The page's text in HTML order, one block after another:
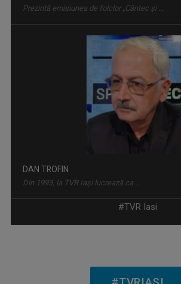
ÎNTÂLNIRI ADMIRABILE
Talk-show moderat de scriitorul și profesorul ...
Emisiune cu specific religios (ortodox)
Prezintă emisiunea de folclor „Cântec și ...
DAN TROFIN
Din 1993, la TVR Iaşi lucrează ca ...
#TVR Iasi